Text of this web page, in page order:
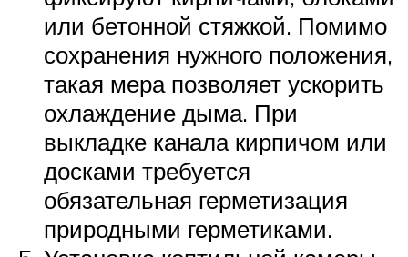
или бетонной стяжкой. Помимо
сохранения нужного положения,
такая мера позволяет ускорить
охлаждение дыма. При
выкладке канала кирпичом или
досками требуется
обязательная герметизация
природными герметиками.